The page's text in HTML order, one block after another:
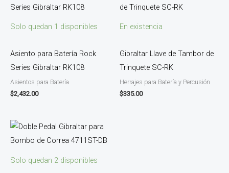
Solo quedan 1 disponibles
Asiento para Batería Rock
Series Gibraltar RK108
Asientos para Batería
$2,432.00
En existencia
Gibraltar Llave de Tambor de
Trinquete SC-RK
Herrajes para Batería y Percusión
$335.00
Solo quedan 2 disponibles